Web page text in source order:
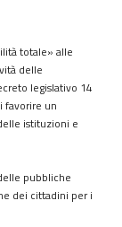
totale» alle
delle
legislativo 14
favorire un
istituzioni e
pubbliche
dei cittadini per i